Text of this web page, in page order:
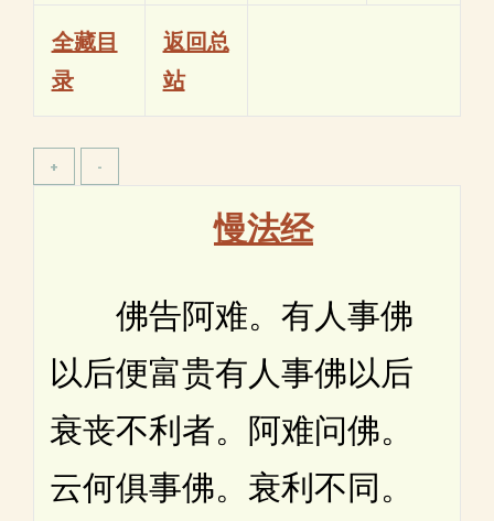
全藏目
录
返回总
站
慢法经
佛告阿难。有人事佛
以后便富贵有人事佛以后
衰丧不利者。阿难问佛。
云何俱事佛。衰利不同。